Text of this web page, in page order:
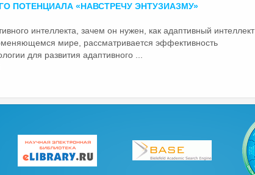
ПОТЕНЦИАЛА «НАВСТРЕЧУ ЭНТУЗИАЗМУ»
интеллекта, зачем он нужен, как адаптивный интеллект
мире, рассматривается эффективность
для развития адаптивного ...